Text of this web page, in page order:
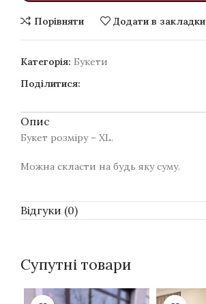
Порівняти Додати в закладки
Категорія: Букети
Поділитися:
Опис
Букет розміру – XL.
Можна скласти на будь яку суму.
Відгуки (0)
Супутні товари